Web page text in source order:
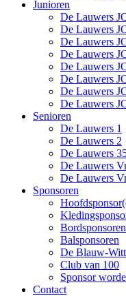
Junioren
De Lauwers
De Lauwers
De Lauwers
De Lauwers
De Lauwers
De Lauwers
De Lauwers
De Lauwers
Senioren
De Lauwers 1
De Lauwers 2
De Lauwers
De Lauwers
De Lauwers
Sponsoren
Bordsponsoren
Balsponsoren
De Blauw-
Club van 100
Sponsor
Contact